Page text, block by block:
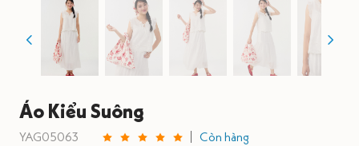
Áo Kiểu Suông
YAG05063 Còn hàng